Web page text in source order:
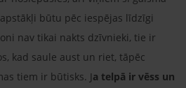
būtu pēc iespējas līdzīgi
nav tikai nakts dzīvnieki, tie ir
kad saule aust un riet, tāpēc
tiem ir būtisks. Ja telpā ir vēss un